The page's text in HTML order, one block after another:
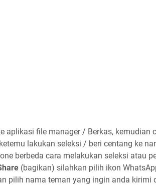
aplikasi file manager / Berkas, kemudian
lakukan seleksi / beri centang ke
berbeda cara melakukan seleksi atau
(bagikan) silahkan pilih ikon
pilih nama teman yang ingin anda kirimi